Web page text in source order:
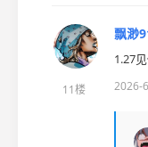
11楼
飘渺
1.27
2026-